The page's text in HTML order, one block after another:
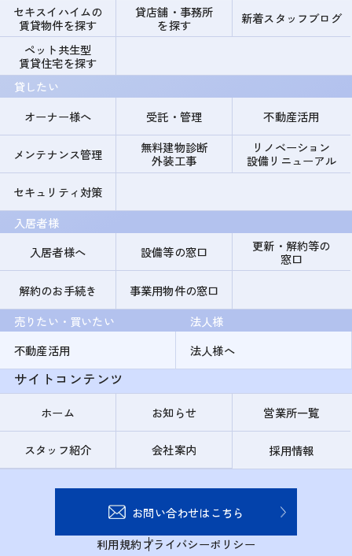
セキスイハイムの
賃貸物件を探す
貸店舗・事務所
を探す
新着スタッフブログ
ペット共生型
賃貸住宅を探す
貸したい
オーナー様へ
受託・管理 不動産活用
メンテナンス管理
無料建物診断
外装工事
リノベーション
設備リニューアル
セキュリティ対策
入居者様
入居者様へ
設備等の窓口
更新・解約等の
窓口
解約のお手続き
事業用物件の窓口
売りたい・買いたい
不動産活用
法人様
法人様へ
サイトコンテンツ
ホーム お知らせ 営業所一覧
スタッフ紹介 会社案内 採用情報
お問い合わせはこちら
利用規約プライバシーポリシー